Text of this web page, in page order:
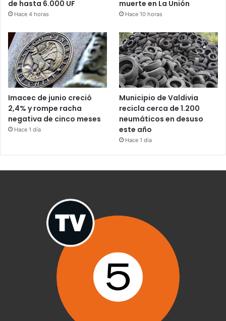
de hasta 6.000 UF
Hace 4 horas
muerte en La Unión
Hace 10 horas
Imacec de junio creció
2,4% y rompe racha
negativa de cinco meses
Hace 1 día
Municipio de Valdivia
recicla cerca de 1.200
neumáticos en desuso
este año
Hace 1 día